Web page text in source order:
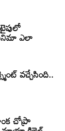
టైపులో
ఎలా
వచ్చేసింది..
చోప్రా